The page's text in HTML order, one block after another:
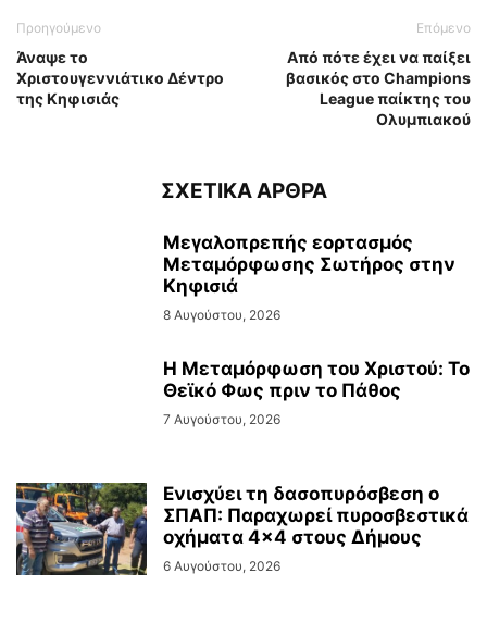
Προηγούμενο
Άναψε το
Χριστουγεννιάτικο Δέντρο
της Κηφισιάς
Επόμενο
Από πότε έχει να παίξει
βασικός στο Champions
League παίκτης του
Ολυμπιακού
ΣΧΕΤΙΚΑ ΑΡΘΡΑ
Μεγαλοπρεπής εορτασμός
Μεταμόρφωσης Σωτήρος στην
Κηφισιά
8 Αυγούστου, 2026
Η Μεταμόρφωση του Χριστού: Το
Θεϊκό Φως πριν το Πάθος
7 Αυγούστου, 2026
Ενισχύει τη δασοπυρόσβεση ο
ΣΠΑΠ: Παραχωρεί πυροσβεστικά
οχήματα 4×4 στους Δήμους
6 Αυγούστου, 2026